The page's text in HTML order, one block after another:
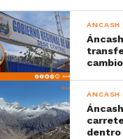
ÁNCASH
ÁNCASH
dentro